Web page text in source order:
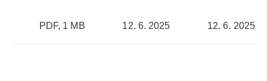
PDF, 1 MB 12. 6. 2025 12. 6. 2025